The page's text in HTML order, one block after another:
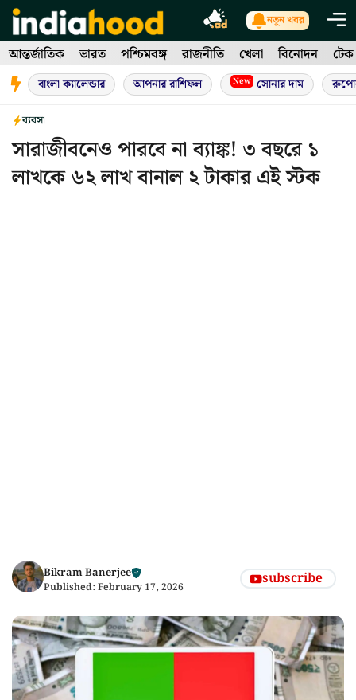
Skip
to
content
নতুন খবর
আন্তর্জাতিক ভারত পশ্চিমবঙ্গ রাজনীতি খেলা বিনোদন টেক
বাংলা ক্যালেন্ডার আপনার রাশিফল New সোনার দাম
ব্যবসা
সারাজীবনেও পারবে না ব্যাঙ্ক! ৩ বছরে ১
লাখকে ৬২ লাখ বানাল ২ টাকার এই স্টক
Bikram Banerjee
Published: February 17, 2026 subscribe